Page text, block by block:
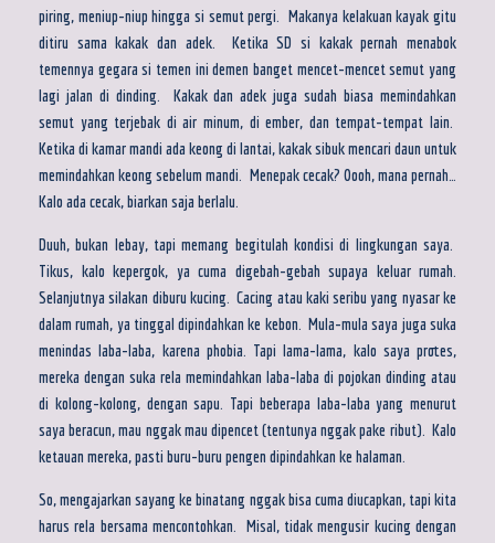
piring, meniup-niup hingga si semut pergi. Makanya kelakuan kayak gitu
ditiru sama kakak dan adek. Ketika SD si kakak pernah menabok
temennya gegara si temen ini demen banget mencet-mencet semut yang
lagi jalan di dinding. Kakak dan adek juga sudah biasa memindahkan
semut yang terjebak di air minum, di ember, dan tempat-tempat lain.
Ketika di kamar mandi ada keong di lantai, kakak sibuk mencari daun untuk
memindahkan keong sebelum mandi. Menepak cecak? Oooh, mana pernah…
Kalo ada cecak, biarkan saja berlalu.
Duuh, bukan lebay, tapi memang begitulah kondisi di lingkungan saya.
Tikus, kalo kepergok, ya cuma digebah-gebah supaya keluar rumah.
Selanjutnya silakan diburu kucing. Cacing atau kaki seribu yang nyasar ke
dalam rumah, ya tinggal dipindahkan ke kebon. Mula-mula saya juga suka
menindas laba-laba, karena phobia. Tapi lama-lama, kalo saya protes,
mereka dengan suka rela memindahkan laba-laba di pojokan dinding atau
di kolong-kolong, dengan sapu. Tapi beberapa laba-laba yang menurut
saya beracun, mau nggak mau dipencet (tentunya nggak pake ribut). Kalo
ketauan mereka, pasti buru-buru pengen dipindahkan ke halaman.
So, mengajarkan sayang ke binatang nggak bisa cuma diucapkan, tapi kita
harus rela bersama mencontohkan. Misal, tidak mengusir kucing dengan